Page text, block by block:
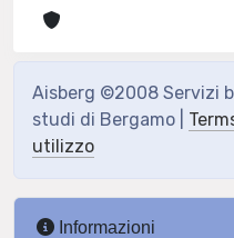
Aisberg ©2008 Servizi
studi di Bergamo |
utilizzo
Informazioni